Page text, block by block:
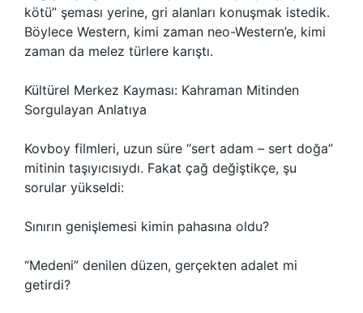
kötü” şeması yerine, gri alanları konuşmak istedik.
Böylece Western, kimi zaman neo-Western’e, kimi
zaman da melez türlere karıştı.
Kültürel Merkez Kayması: Kahraman Mitinden
Sorgulayan Anlatıya
Kovboy filmleri, uzun süre “sert adam – sert doğa”
mitinin taşıyıcısıydı. Fakat çağ değiştikçe, şu
sorular yükseldi:
Sınırın genişlemesi kimin pahasına oldu?
“Medeni” denilen düzen, gerçekten adalet mi
getirdi?